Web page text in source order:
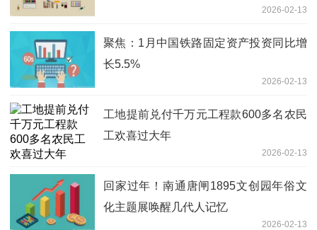
2026-02-13
聚焦：1月中国铁路固定资产投资同比增
长5.5%
2026-02-13
工地提前兑付千万元工程款600多名农民
工欢喜过大年
2026-02-13
回家过年！南通唐闸1895文创园年俗文
化主题展唤醒几代人记忆
2026-02-13